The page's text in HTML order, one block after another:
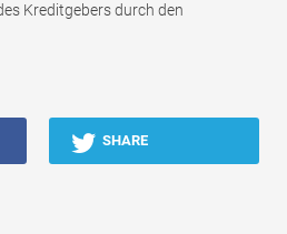
Kreditgebers durch den
SHARE